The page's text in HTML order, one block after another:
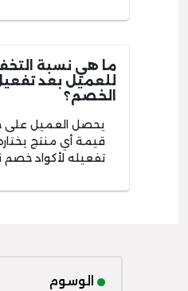
ما هي نسبة
للعميل بعد
الخصم؟
قيمة أي منتج
تفعيله لأكواد
الوسوم